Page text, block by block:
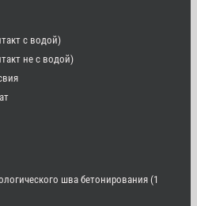
с водой)
не с водой)
шва бетонирования (1